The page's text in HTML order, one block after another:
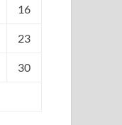
16
23
30